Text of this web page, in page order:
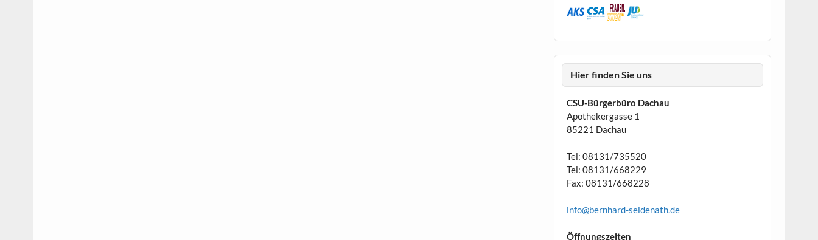
Hier finden Sie uns
CSU-Bürgerbüro Dachau
Apothekergasse 1
85221 Dachau
Tel: 08131/735520
Tel: 08131/668229
Fax: 08131/668228
info@bernhard-seidenath.de
Öffnungszeiten